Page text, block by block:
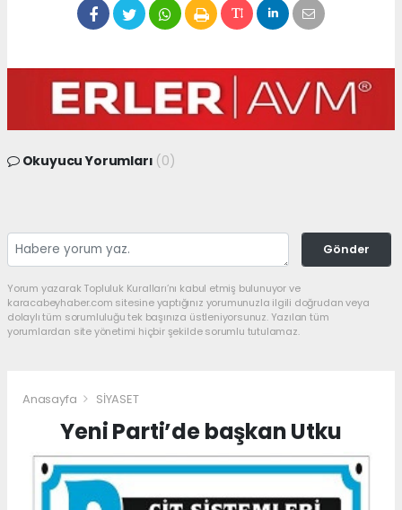
Okuyucu Yorumları (0)
Gönder
Yorum yazarak Topluluk Kuralları’nı kabul etmiş bulunuyor ve
karacabeyhaber.com sitesine yaptığınız yorumunuzla ilgili doğrudan veya
dolaylı tüm sorumluluğu tek başınıza üstleniyorsunuz. Yazılan tüm
yorumlardan site yönetimi hiçbir şekilde sorumlu tutulamaz.
Anasayfa SİYASET
Yeni Parti’de başkan Utku